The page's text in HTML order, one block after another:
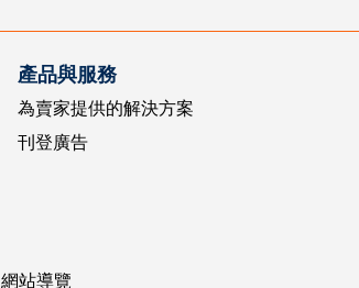
產品與服務
為賣家提供的解決方案
刊登廣告
網站導覽